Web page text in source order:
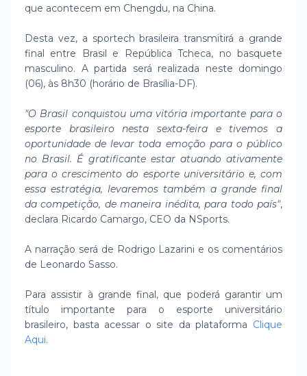
que acontecem em Chengdu, na China.
Desta vez, a sportech brasileira transmitirá a grande
final entre Brasil e República Tcheca, no basquete
masculino. A partida será realizada neste domingo
(06), às 8h30 (horário de Brasília-DF).
"O Brasil conquistou uma vitória importante para o
esporte brasileiro nesta sexta-feira e tivemos a
oportunidade de levar toda emoção para o público
no Brasil. É gratificante estar atuando ativamente
para o crescimento do esporte universitário e, com
essa estratégia, levaremos também a grande final
da competição, de maneira inédita, para todo país",
declara Ricardo Camargo, CEO da NSports.
A narração será de Rodrigo Lazarini e os comentários
de Leonardo Sasso.
Para assistir à grande final, que poderá garantir um
título importante para o esporte universitário
brasileiro, basta acessar o site da plataforma Clique
Aqui.